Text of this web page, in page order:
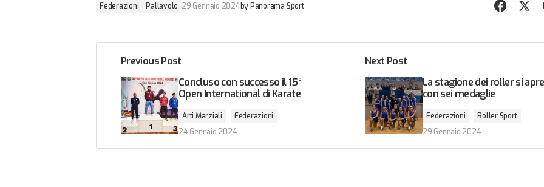
Federazioni Pallavolo 29 Gennaio 2024by Panorama Sport
Previous Post
Concluso con successo il 15°
Open International di Karate
Arti Marziali
Federazioni
24 Gennaio 2024
Next Post
La stagione dei roller si apre
con sei medaglie
Federazioni
Roller Sport
29 Gennaio 2024